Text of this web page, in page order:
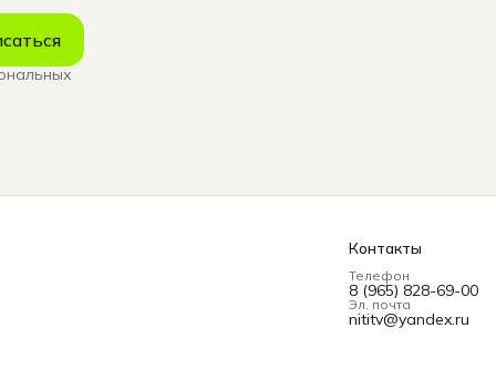
Контакты
Телефон
8 (965) 828-69-00
Эл. почта
nititv@yandex.ru